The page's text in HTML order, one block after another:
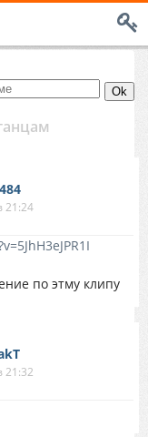
21:24
по этму клипу
21:32